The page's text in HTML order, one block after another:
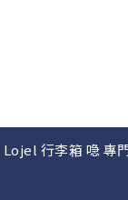
行李箱 喼 專